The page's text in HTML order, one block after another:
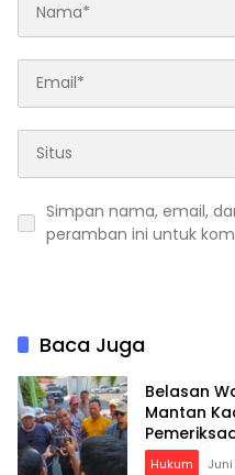
Simpan nama, email,
peramban ini untuk
Baca Juga
Belasan
Mantan
Hukum